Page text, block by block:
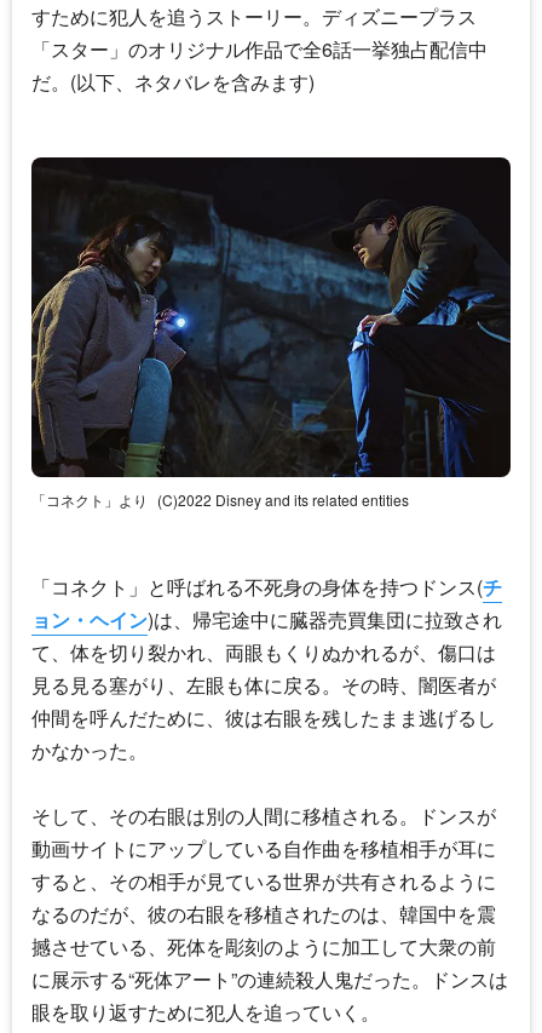
すために犯人を追うストーリー。ディズニープラス
「スター」のオリジナル作品で全6話一挙独占配信中
だ。(以下、ネタバレを含みます)
「コネクト」より (C)2022 Disney and its related entities
「コネクト」と呼ばれる不死身の身体を持つドンス(チ
ョン・ヘイン)は、帰宅途中に臓器売買集団に拉致され
て、体を切り裂かれ、両眼もくりぬかれるが、傷口は
見る見る塞がり、左眼も体に戻る。その時、闇医者が
仲間を呼んだために、彼は右眼を残したまま逃げるし
かなかった。
そして、その右眼は別の人間に移植される。ドンスが
動画サイトにアップしている自作曲を移植相手が耳に
すると、その相手が見ている世界が共有されるように
なるのだが、彼の右眼を移植されたのは、韓国中を震
撼させている、死体を彫刻のように加工して大衆の前
に展示する“死体アート”の連続殺人鬼だった。ドンスは
眼を取り返すために犯人を追っていく。